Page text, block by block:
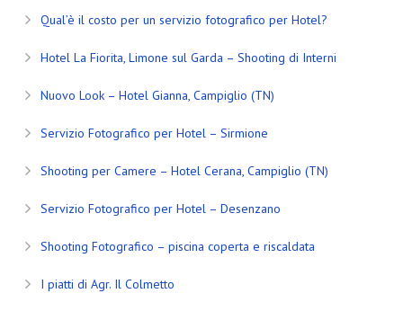
Qual’è il costo per un servizio fotografico per Hotel?
Hotel La Fiorita, Limone sul Garda – Shooting di Interni
Nuovo Look – Hotel Gianna, Campiglio (TN)
Servizio Fotografico per Hotel – Sirmione
Shooting per Camere – Hotel Cerana, Campiglio (TN)
Servizio Fotografico per Hotel – Desenzano
Shooting Fotografico – piscina coperta e riscaldata
I piatti di Agr. Il Colmetto